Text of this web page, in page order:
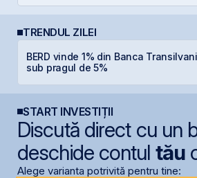
TRENDUL ZILEI
BERD vinde 1% din Banca
sub pragul de 5%
START INVESTIȚII
Discută direct cu un
deschide contul tău
Alege varianta potrivită pentru tine: